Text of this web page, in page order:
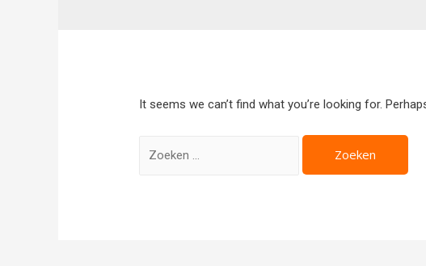
It seems we can’t find what you’re looking for.